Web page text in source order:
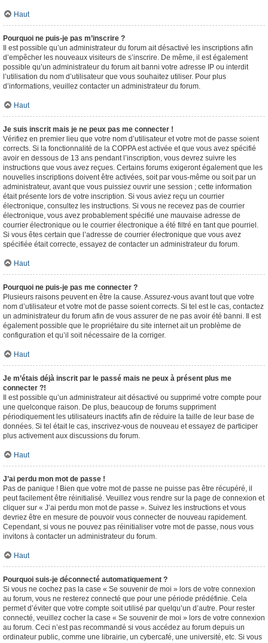
Haut
Pourquoi ne puis-je pas m’inscrire ?
Il est possible qu’un administrateur du forum ait désactivé les inscriptions afin
d’empêcher les nouveaux visiteurs de s’inscrire. De même, il est également
possible qu’un administrateur du forum ait banni votre adresse IP ou interdit
l’utilisation du nom d’utilisateur que vous souhaitez utiliser. Pour plus
d’informations, veuillez contacter un administrateur du forum.
Haut
Je suis inscrit mais je ne peux pas me connecter !
Vérifiez en premier lieu que votre nom d’utilisateur et votre mot de passe soient
corrects. Si la fonctionnalité de la COPPA est activée et que vous avez spécifié
avoir en dessous de 13 ans pendant l’inscription, vous devrez suivre les
instructions que vous avez reçues. Certains forums exigeront également que les
nouvelles inscriptions doivent être activées, soit par vous-même ou soit par un
administrateur, avant que vous puissiez ouvrir une session ; cette information
était présente lors de votre inscription. Si vous aviez reçu un courrier
électronique, consultez les instructions. Si vous ne recevez pas de courrier
électronique, vous avez probablement spécifié une mauvaise adresse de
courrier électronique ou le courrier électronique a été filtré en tant que pourriel.
Si vous êtes certain que l’adresse de courrier électronique que vous avez
spécifiée était correcte, essayez de contacter un administrateur du forum.
Haut
Pourquoi ne puis-je pas me connecter ?
Plusieurs raisons peuvent en être la cause. Assurez-vous avant tout que votre
nom d’utilisateur et votre mot de passe soient corrects. Si tel est le cas, contactez
un administrateur du forum afin de vous assurer de ne pas avoir été banni. Il est
également possible que le propriétaire du site internet ait un problème de
configuration et qu’il soit nécessaire de la corriger.
Haut
Je m’étais déjà inscrit par le passé mais ne peux à présent plus me
connecter ?!
Il est possible qu’un administrateur ait désactivé ou supprimé votre compte pour
une quelconque raison. De plus, beaucoup de forums suppriment
périodiquement les utilisateurs inactifs afin de réduire la taille de leur base de
données. Si tel était le cas, inscrivez-vous de nouveau et essayez de participer
plus activement aux discussions du forum.
Haut
J’ai perdu mon mot de passe !
Pas de panique ! Bien que votre mot de passe ne puisse pas être récupéré, il
peut facilement être réinitialisé. Veuillez vous rendre sur la page de connexion et
cliquer sur « J’ai perdu mon mot de passe ». Suivez les instructions et vous
devriez être en mesure de pouvoir vous connecter de nouveau rapidement.
Cependant, si vous ne pouvez pas réinitialiser votre mot de passe, nous vous
invitons à contacter un administrateur du forum.
Haut
Pourquoi suis-je déconnecté automatiquement ?
Si vous ne cochez pas la case « Se souvenir de moi » lors de votre connexion
au forum, vous ne resterez connecté que pour une période prédéfinie. Cela
permet d’éviter que votre compte soit utilisé par quelqu’un d’autre. Pour rester
connecté, veuillez cocher la case « Se souvenir de moi » lors de votre connexion
au forum. Ceci n’est pas recommandé si vous accédez au forum depuis un
ordinateur public, comme une librairie, un cybercafé, une université, etc. Si vous